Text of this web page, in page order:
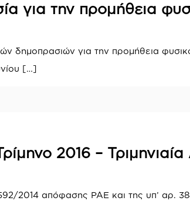
για την προμήθεια
δημοπρασιών για την προμήθεια
[…]
2016 –
2014 απόφασης ΡΑΕ και της υπ’ αρ.